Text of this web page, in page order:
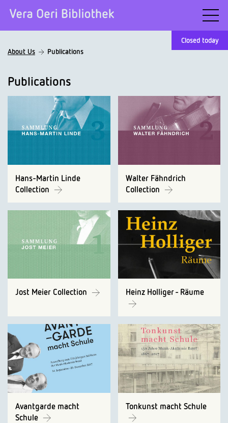
Closed today
About Us
Publications
Publications
Hans-Martin Linde
Collection
Walter Fähndrich
Collection
Jost Meier Collection Heinz Holliger - Räume
Avantgarde macht
Schule
Tonkunst macht Schule